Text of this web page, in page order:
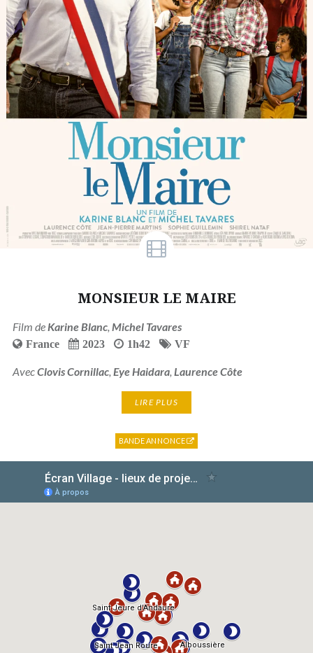
MONSIEUR LE MAIRE
Film de Karine Blanc, Michel Tavares
France 2023 1h42 VF
AvecClovis Cornillac, Eye Haidara, Laurence Côte
LIRE PLUS
BANDE ANNONCE